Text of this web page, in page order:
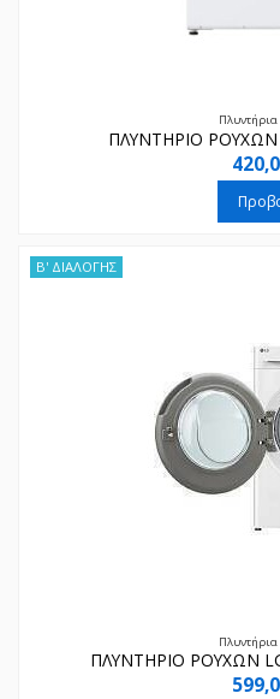
ΠΛΥΝΤΗΡΙΟ ΡΟΥΧΩΝ
Β' ΔΙΑΛΟΓΗΣ
ΠΛΥΝΤΗΡΙΟ ΡΟΥΧΩΝ